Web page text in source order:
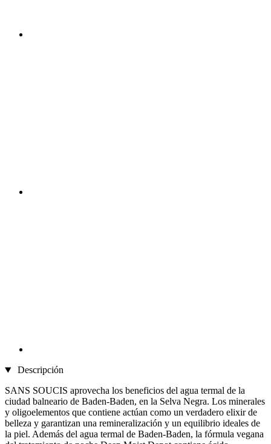
Descripción
SANS SOUCIS aprovecha los beneficios del agua termal de la
ciudad balneario de Baden-Baden, en la Selva Negra. Los minerales
y oligoelementos que contiene actúan como un verdadero elixir de
belleza y garantizan una remineralización y un equilibrio ideales de
la piel. Además del agua termal de Baden-Baden, la fórmula vegana